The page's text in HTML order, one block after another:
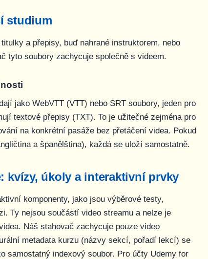
studium
a přepisy, buď nahrané instruktorem, nebo
tyto soubory zachycuje společně s videem.
jako WebVTT (VTT) nebo SRT soubory, jeden pro
textové přepisy (TXT). To je užitečné zejména pro
na konkrétní pasáže bez přetáčení videa. Pokud
a španělština), každá se uloží samostatně.
kvízy, úkoly a interaktivní prvky
komponenty, jako jsou výběrové testy,
Ty nejsou součástí video streamu a nelze je
Náš stahovač zachycuje pouze video
metadata kurzu (názvy sekcí, pořadí lekcí) se
samostatný indexový soubor. Pro účty Udemy for